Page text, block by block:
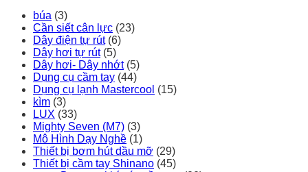
búa (3)
Cần siết cân lực (23)
Dây điện tự rút (6)
Dây hơi tự rút (5)
Dây hơi- Dây nhớt (5)
Dụng cụ cầm tay (44)
Dụng cụ lạnh Mastercool (15)
kìm (3)
LUX (33)
Mighty Seven (M7) (3)
Mô Hình Dạy Nghề (1)
Thiết bị bơm hút dầu mỡ (29)
Thiết bị cầm tay Shinano (45)